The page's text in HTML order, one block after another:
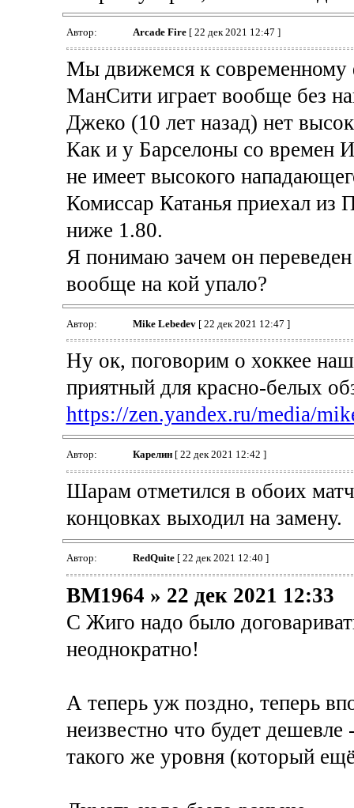
Автор: Arcade Fire[ 22 дек 2021 12:47 ]
Мы движемся к современному
МанСити играет вообще без
Джеко (10 лет назад) нет
Как и у Барселоны со времен
не имеет высокого
Комиссар Катанья приехал из
ниже 1.80.
Я понимаю зачем он
вообще на кой упало?
Автор: Mike Lebedev[ 22 дек 2021 12:47 ]
Ну ок, поговорим о хоккее
приятный для красно-белых
https://zen.yandex.ru/media/
Автор: Карелин[ 22 дек 2021 12:42 ]
Шарам отметился в обоих
концовках выходил на замену.
Автор: RedQuite[ 22 дек 2021 12:40 ]
BM1964 » 22 дек 2021 12:33
С Жиго надо было
неоднократно!
А теперь уж поздно, теперь
неизвестно что будет
такого же уровня (который